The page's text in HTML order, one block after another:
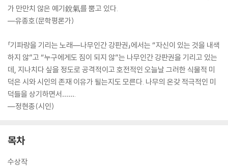
가 만만치 않은 예기銳氣를 뿜고 있다.
―유종호(문학평론가)
「기파랑을 기리는 노래―나무인간 강판권」에서는 “자신이 있는 것을 내색
하지 않”고 “누구에게도 짐이 되지 않”는 나무인간 강판권을 기리고 있는
데, 지나치다 싶을 정도로 공격적이고 호전적인 오늘날 그러한 식물적 미
덕은 시와 시인의 존재 이유가 될는지도 모른다. 나무의 온갖 적극적인 미
덕들을 상기하면서…….
―정현종(시인)
목차
수상작